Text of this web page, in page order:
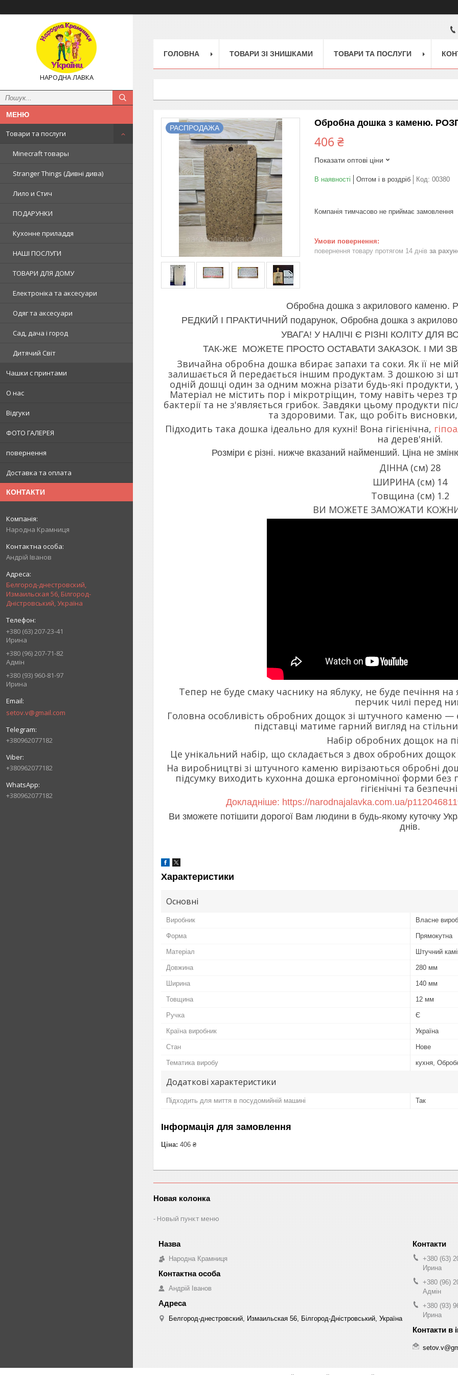
НАРОДНА ЛАВКА
Товари та послуги
Minecraft товары
Stranger Things (Дивні дива)
Лило и Стич
ПОДАРУНКИ
Кухонне приладдя
НАШІ ПОСЛУГИ
ТОВАРИ ДЛЯ ДОМУ
Електроніка та аксесуари
Одяг та аксесуари
Сад, дача і город
Дитячий Світ
Чашки с принтами
О нас
Відгуки
ФОТО ГАЛЕРЕЯ
повернення
Доставка та оплата
КОНТАКТИ
Народна Крамниця
Андрій Іванов
Белгород-днестровский,
Измаильская 56, Білгород-
Дністровський, Україна
+380 (63) 207-23-41
Ирина
+380 (96) 207-71-82
Адмін
+380 (93) 960-81-97
Ирина
setov.v@gmail.com
+380962077182
+380962077182
+380962077182
ГОЛОВНА ТОВАРИ ЗІ ЗНИШКАМИ ТОВАРИ ТА ПОСЛУГИ
РАСПРОДАЖА Обробна дошка з каменю.
406 ₴
Показати оптові ціни
В наявності Оптом і в роздріб Код: 00380
Компанія тимчасово не приймає замовлення
повернення товару протягом 14 днів за
Обробна дошка з акрилового
РЕДКИЙ І ПРАКТИЧНИЙ подарунок, Обробна дошка з
УВАГА! У НАЛІЧІ Є РІЗНІ КОЛІТУ ДЛЯ
ТАК-ЖЕ МОЖЕТЕ ПРОСТО ОСТАВАТИ ЗАКАЗОК. І МИ
Звичайна обробна дошка вбирає запахи та соки. Як її не
залишається й передається іншим продуктам. З дошкою зі
одній дошці один за одним можна різати будь-які продукти,
Матеріал не містить пор і мікротріщин, тому навіть через
бактерії та не з'являється грибок. Завдяки цьому продукти
та здоровими. Так, що робіть
Підходить така дошка ідеально для кухні! Вона гігієнічна,
на дерев'яній.
Розміри є різні. нижче вказаний найменший. Ціна не
ДІННА (см) 28
ШИРИНА (см) 14
Товщина (см) 1.2
ВИ МОЖЕТЕ ЗАМОЖАТИ
Тепер не буде смаку часнику на яблуку, не буде печіння
перчик чилі перед
Головна особливість обробних дощок зі штучного каменю
підставці матиме гарний вигляд на
Набір обробних дощок на
Це унікальний набір, що складається з двох обробних дощок
На виробництві зі штучного каменю вирізаються обробні
підсумку виходить кухонна дошка ергономічної форми
гігієнічні та
Докладніше: https://narodnajalavka.com.ua/
Ви зможете потішити дорогої Вам людини в будь-якому куточку
днів.
Характеристики
Основні
Виробник Власне
Форма Прямокутна
Матеріал Штучний
Довжина 280 мм
Ширина 140 мм
Товщина 12 мм
Ручка Є
Країна виробник Україна
Стан Нове
Тематика виробу кухня,
Додаткові характеристики
Підходить для миття в посудомийній машині Так
Інформація для замовлення
Ціна: 406 ₴
Новая колонка
Новый пункт меню
Народна Крамниця
Андрій Іванов
Белгород-днестровский, Измаильская 56, Білгород-Дністровський, Україна
+380 (63)
Ирина
+380 (96)
Адмін
+380 (93)
Ирина